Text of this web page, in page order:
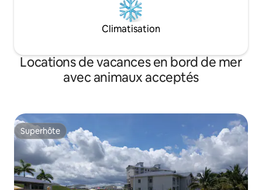
Climatisation
Locations de vacances en bord de mer
avec animaux acceptés
Superhôte
Superhôte